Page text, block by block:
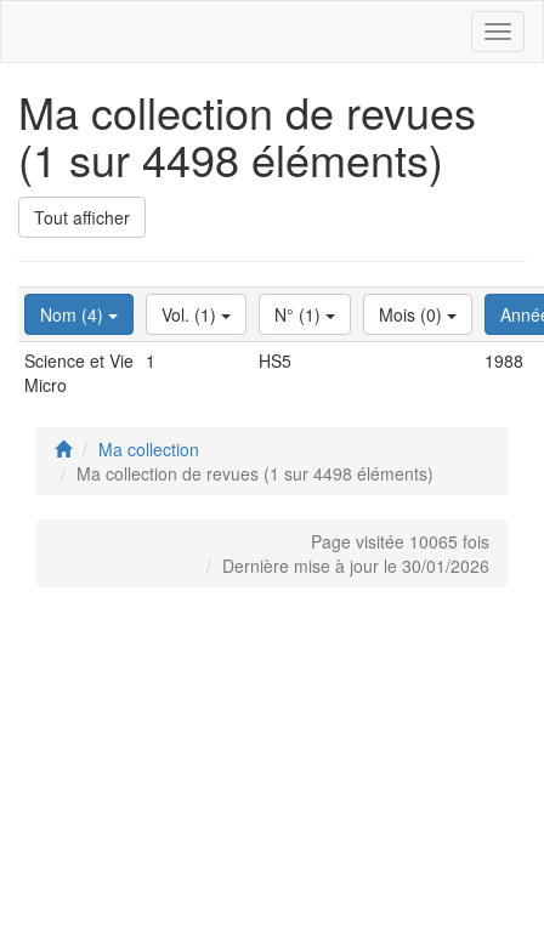
Ma collection de revues
(1 sur 4498 éléments)
Tout afficher
Nom (4) Vol. (1) N° (1) Mois (0)
Science et Vie
Micro
1 HS5 1988
Ma collection
Ma collection de revues (1 sur 4498 éléments)
Page visitée 10065 fois
Dernière mise à jour le 30/01/2026